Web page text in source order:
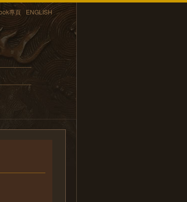
專頁 ENGLISH